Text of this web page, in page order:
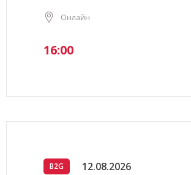
Онлайн
16:00
B2G 12.08.2026